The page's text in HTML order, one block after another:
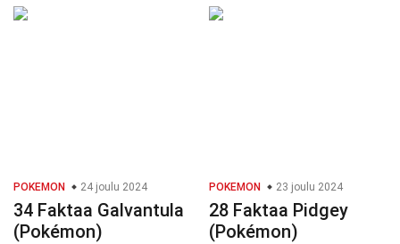
POKEMON 24 joulu 2024
34 Faktaa Galvantula
(Pokémon)
POKEMON 23 joulu 2024
28 Faktaa Pidgey
(Pokémon)